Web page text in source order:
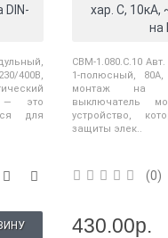
DIN-
400В,
— это
для
хар. С,
на
CBM-1.080.C.10
1-полюсный,
монтаж на DIN-
выключатель
устройство,
защиты элек..
(0)
430.00р.